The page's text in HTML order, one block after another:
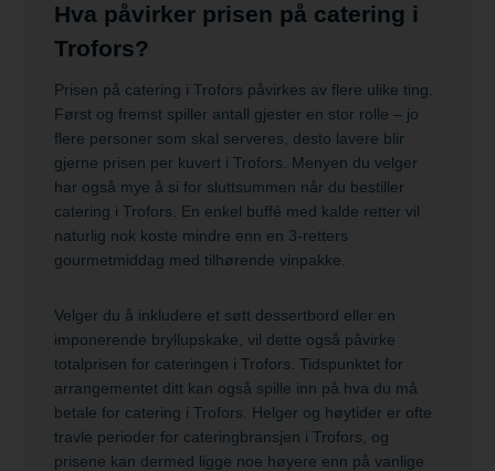
Hva påvirker prisen på catering i
Trofors?
Prisen på catering i Trofors påvirkes av flere ulike ting.
Først og fremst spiller antall gjester en stor rolle – jo
flere personer som skal serveres, desto lavere blir
gjerne prisen per kuvert i Trofors. Menyen du velger
har også mye å si for sluttsummen når du bestiller
catering i Trofors. En enkel buffé med kalde retter vil
naturlig nok koste mindre enn en 3-retters
gourmetmiddag med tilhørende vinpakke.
Velger du å inkludere et søtt dessertbord eller en
imponerende bryllupskake, vil dette også påvirke
totalprisen for cateringen i Trofors. Tidspunktet for
arrangementet ditt kan også spille inn på hva du må
betale for catering i Trofors. Helger og høytider er ofte
travle perioder for cateringbransjen i Trofors, og
prisene kan dermed ligge noe høyere enn på vanlige